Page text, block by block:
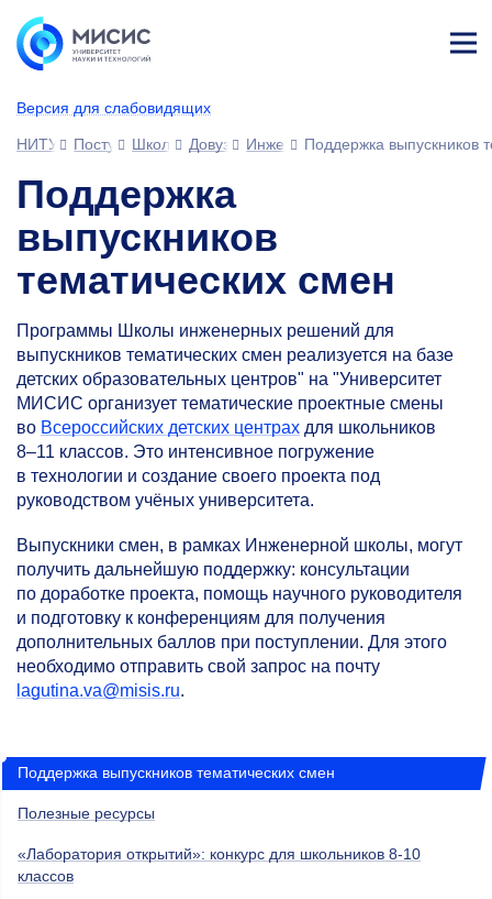
Версия для слабовидящих
ине
НИТУ МИСИСПоступающимШкольникамДовузовская подготовка
Инженерная школа НИТУ
Поддержка выпускников
Поддержка
выпускников
тематических смен
Программы Школы инженерных решений для
выпускников тематических смен реализуется на базе
детских образовательных центров" на "Университет
МИСИС организует тематические проектные смены
во Всероссийских детских центрах для школьников
8–11 классов. Это интенсивное погружение
в технологии и создание своего проекта под
руководством учёных университета.
Выпускники смен, в рамках Инженерной школы, могут
получить дальнейшую поддержку: консультации
по доработке проекта, помощь научного руководителя
и подготовку к конференциям для получения
дополнительных баллов при поступлении. Для этого
необходимо отправить свой запрос на почту
lagutina.va@misis.ru.
Поддержка выпускников тематических смен
Полезные ресурсы
«Лаборатория открытий»: конкурс для школьников 8-10
классов